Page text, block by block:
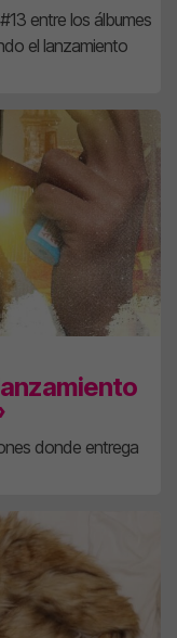
entre los álbumes
el lanzamiento
donde entrega